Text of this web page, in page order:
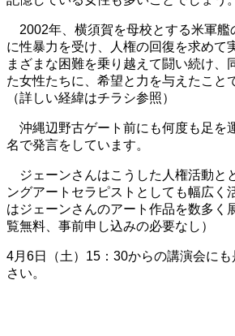
2002年、横須賀を母校とする米軍艦
に性暴力を受け、人権の回復を求めて
まざまな困難を乗り越えて闘い続け、
た女性たちに、希望と力を与えたこと
（詳しい経緯はチラシ参照）
沖縄辺野古ゲート前にも何度も足を
名で発言をしています。
ジェーンさんはこうした人権活動と
ングアートセラピストとしても幅広く
はジェーンさんのアート作品を数多く
覧無料、事前申し込みの必要なし）
4月6日（土）15：30からの講演会に
さい。